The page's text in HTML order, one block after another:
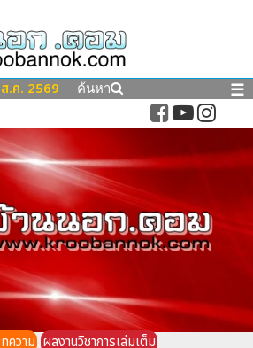
.ค. 2569 ค้นหา ☰
ความ ผลงานวิชาการเล่มเต็ม